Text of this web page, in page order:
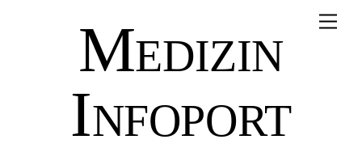
Medizin
Infoport